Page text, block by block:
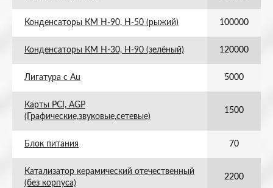
Конденсаторы КМ Н-90, Н-50 (рыжий) 100000
Конденсаторы КМ Н-30, Н-90 (зелёный) 120000
Лигатура с Au 5000
Карты PCI, AGP
(Графические,звуковые,сетевые)
1500
Блок питания 70
Катализатор керамический отечественный
(без корпуса)
2200